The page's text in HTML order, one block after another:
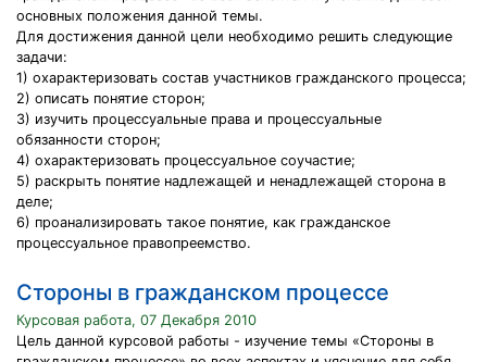
основных положения данной темы.
Для достижения данной цели необходимо решить следующие
задачи:
1) охарактеризовать состав участников гражданского процесса;
2) описать понятие сторон;
3) изучить процессуальные права и процессуальные
обязанности сторон;
4) охарактеризовать процессуальное соучастие;
5) раскрыть понятие надлежащей и ненадлежащей сторона в
деле;
6) проанализировать такое понятие, как гражданское
процессуальное правопреемство.
Стороны в гражданском процессе
Курсовая работа, 07 Декабря 2010
Цель данной курсовой работы - изучение темы «Стороны в